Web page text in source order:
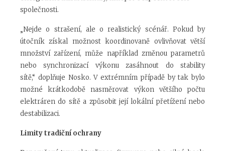
společnosti.
„Nejde o strašení, ale o realistický scénář. Pokud by
útočník získal možnost koordinovaně ovlivňovat větší
množství zařízení, může například změnou parametrů
nebo synchronizací výkonu zasáhnout do stability
sítě,“ doplňuje Nosko. V extrémním případě by tak bylo
možné krátkodobě nasměrovat výkon většího počtu
elektráren do sítě a způsobit její lokální přetížení nebo
destabilizaci.
Limity tradiční ochrany